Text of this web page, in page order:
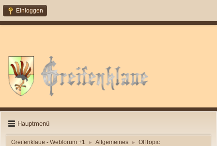
Einloggen
Hauptmenü
Greifenklaue - Webforum +1 ► Allgemeines ► OffTopic